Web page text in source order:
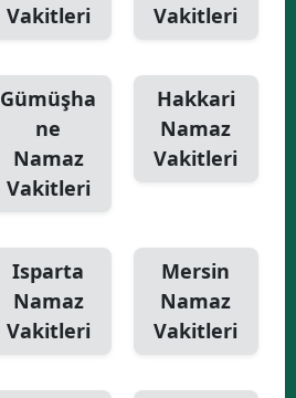
Vakitleri
Vakitleri
Gümüşha
ne
Namaz
Vakitleri
Hakkari
Namaz
Vakitleri
Isparta
Namaz
Vakitleri
Mersin
Namaz
Vakitleri